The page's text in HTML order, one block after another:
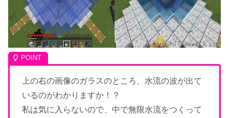
上の右の画像のガラスのところ、水流の波が出て
いるのがわかりますか！？
私は気に入らないので、中で無限水流をつくって